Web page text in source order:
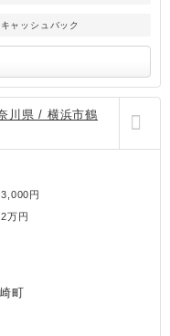
キャッシュバック
川県 / 横浜市鶴
3,000円
万円
町